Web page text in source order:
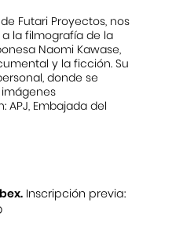
Futari Proyectos, nos
la filmografía de la
Naomi Kawase,
y la ficción. Su
donde se
APJ, Embajada del
Inscripción previa: